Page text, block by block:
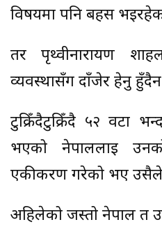
विषयमा पनि बहस
तर पृथ्वीनारायण
व्यवस्थासँग दाँजेर हेर्नु
टुक्रिँदैटुक्रिँदै ५२ वटा
भएको नेपाललाई
एकीकरण गरेको भए उसैले
अहिलेको जस्तो नेपाल त